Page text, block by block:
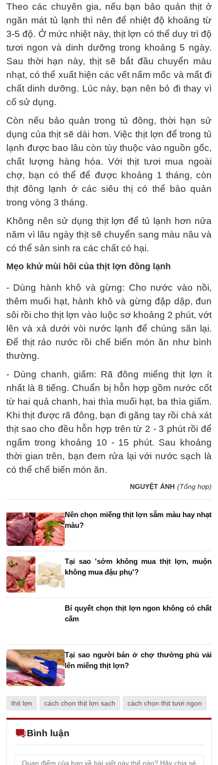
Theo các chuyên gia, nếu bạn bảo quản thịt ở
ngăn mát tủ lạnh thì nên để nhiệt độ khoảng từ
3-5 độ. Ở mức nhiệt này, thịt lợn có thể duy trì độ
tươi ngon và dinh dưỡng trong khoảng 5 ngày.
Sau thời hạn này, thịt sẽ bắt đầu chuyển màu
nhạt, có thể xuất hiện các vết nấm mốc và mất đi
chất dinh dưỡng. Lúc này, bạn nên bỏ đi thay vì
cố sử dụng.
Còn nếu bảo quản trong tủ đông, thời hạn sử
dụng của thịt sẽ dài hơn. Việc thịt lợn để trong tủ
lạnh được bao lâu còn tùy thuộc vào nguồn gốc,
chất lượng hàng hóa. Với thịt tươi mua ngoài
chợ, bạn có thể để được khoảng 1 tháng, còn
thịt đông lạnh ở các siêu thị có thể bảo quản
trong vòng 3 tháng.
Không nên sử dụng thịt lợn để tủ lạnh hơn nửa
năm vì lâu ngày thịt sẽ chuyển sang màu nâu và
có thể sản sinh ra các chất có hại.
Mẹo khử mùi hôi của thịt lợn đông lạnh
- Dùng hành khô và gừng: Cho nước vào nồi,
thêm muối hạt, hành khô và gừng đập dập, đun
sôi rồi cho thịt lợn vào luộc sơ khoảng 2 phút, vớt
lên và xả dưới vòi nước lạnh để chúng săn lại.
Để thịt ráo nước rồi chế biến món ăn như bình
thường.
- Dùng chanh, giấm: Rã đông miếng thịt lợn ít
nhất là 8 tiếng. Chuẩn bị hỗn hợp gồm nước cốt
từ hai quả chanh, hai thìa muối hạt, ba thìa giấm.
Khi thịt được rã đông, bạn đi găng tay rồi chà xát
thịt sao cho đều hỗn hợp trên từ 2 - 3 phút rồi để
ngấm trong khoảng 10 - 15 phút. Sau khoảng
thời gian trên, bạn đem rửa lại với nước sạch là
có thể chế biến món ăn.
NGUYỆT ÁNH (Tổng hợp)
Nên chọn miếng thịt lợn sẫm màu hay nhạt
màu?
Tại sao 'sớm không mua thịt lợn, muộn
không mua đậu phụ'?
Bí quyết chọn thịt lợn ngon không có chất
cấm
Tại sao người bán ở chợ thường phủ vải
lên miếng thịt lợn?
thịt lợn cách chọn thịt lợn sạch cách chọn thịt tươi ngon
Bình luận